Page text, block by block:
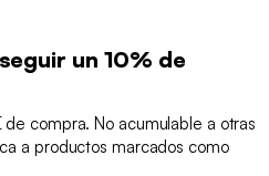
un 10% de
compra. No acumulable a otras
a productos marcados como